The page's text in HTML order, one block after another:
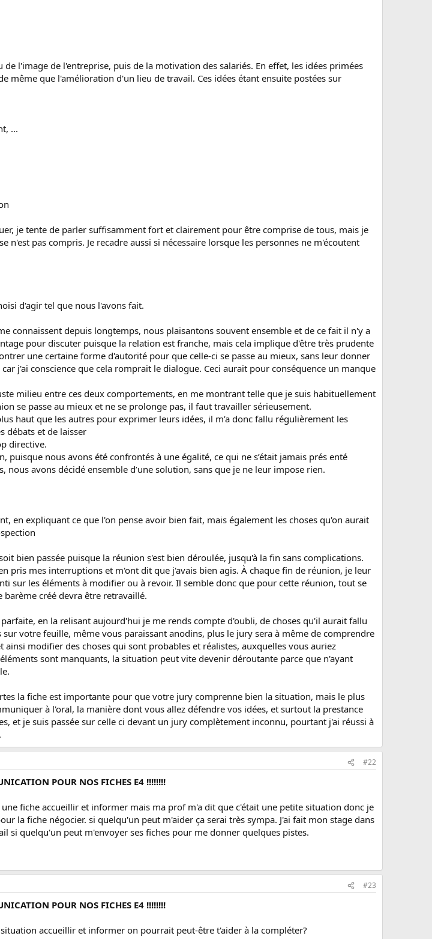
l'image de l'entreprise, puis de la motivation des salariés. En effet, les idées primées
même que l'amélioration d'un lieu de travail. Ces idées étant ensuite postées sur
...
je tente de parler suffisamment fort et clairement pour être comprise de tous, mais je
pas compris. Je recadre aussi si nécessaire lorsque les personnes ne m'écoutent
d'agir tel que nous l'avons fait.
connaissent depuis longtemps, nous plaisantons souvent ensemble et de ce fait il n'y a
pour discuter puisque la relation est franche, mais cela implique d'être très prudente
une certaine forme d'autorité pour que celle-ci se passe au mieux, sans leur donner
j'ai conscience que cela romprait le dialogue. Ceci aurait pour conséquence un manque
milieu entre ces deux comportements, en me montrant telle que je suis habituellement
se passe au mieux et ne se prolonge pas, il faut travailler sérieusement.
haut que les autres pour exprimer leurs idées, il m’a donc fallu régulièrement les
débats et de laisser
directive.
puisque nous avons été confrontés à une égalité, ce qui ne s’était jamais prés enté
nous avons décidé ensemble d’une solution, sans que je ne leur impose rien.
en expliquant ce que l'on pense avoir bien fait, mais également les choses qu'on aurait
bien passée puisque la réunion s'est bien déroulée, jusqu'à la fin sans complications.
pris mes interruptions et m'ont dit que j'avais bien agis. À chaque fin de réunion, je leur
sur les éléments à modifier ou à revoir. Il semble donc que pour cette réunion, tout se
créé devra être retravaillé.
en la relisant aujourd'hui je me rends compte d'oubli, de choses qu'il aurait fallu
votre feuille, même vous paraissant anodins, plus le jury sera à même de comprendre
modifier des choses qui sont probables et réalistes, auxquelles vous auriez
sont manquants, la situation peut vite devenir déroutante parce que n'ayant
la fiche est importante pour que votre jury comprenne bien la situation, mais le plus
à l'oral, la manière dont vous allez défendre vos idées, et surtout la prestance
et je suis passée sur celle ci devant un jury complètement inconnu, pourtant j'ai réussi à
#22
POUR NOS FICHES E4 !!!!!!!!
fiche accueillir et informer mais ma prof m'a dit que c'était une petite situation donc je
la fiche négocier. si quelqu'un peut m'aider ça serai très sympa. J'ai fait mon stage dans
si quelqu'un peut m'envoyer ses fiches pour me donner quelques pistes.
#23
POUR NOS FICHES E4 !!!!!!!!
accueillir et informer on pourrait peut-être t'aider à la compléter?